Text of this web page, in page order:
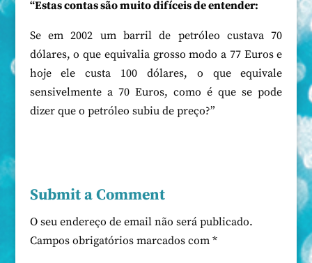
“Estas contas são muito difíceis de entender:
Se em 2002 um barril de petróleo custava 70
dólares, o que equivalia grosso modo a 77 Euros e
hoje ele custa 100 dólares, o que equivale
sensivelmente a 70 Euros, como é que se pode
dizer que o petróleo subiu de preço?”
Submit a Comment
O seu endereço de email não será publicado.
Campos obrigatórios marcados com *